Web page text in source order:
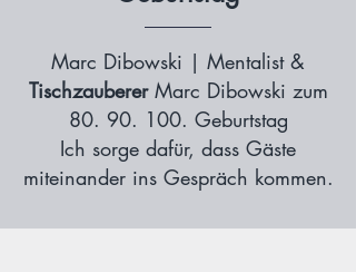
Marc Dibowski | Mentalist &
TischzaubererMarc Dibowski zum
80. 90. 100. Geburtstag
Ich sorge dafür, dass Gäste
miteinander ins Gespräch kommen.